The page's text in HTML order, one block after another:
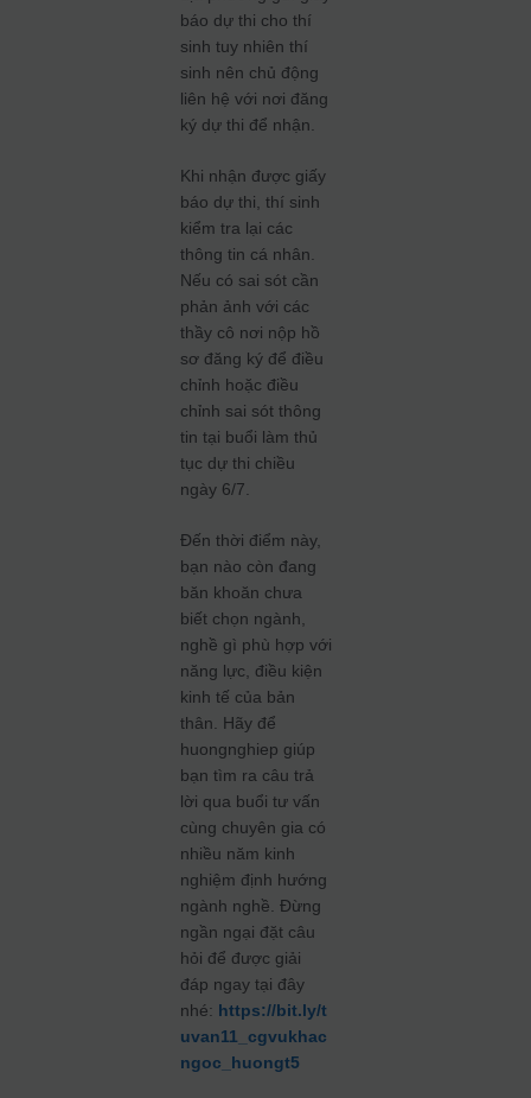
báo dự thi cho thí
sinh tuy nhiên thí
sinh nên chủ động
liên hệ với nơi đăng
ký dự thi để nhận.
Khi nhận được giấy
báo dự thi, thí sinh
kiểm tra lại các
thông tin cá nhân.
Nếu có sai sót cần
phản ảnh với các
thầy cô nơi nộp hồ
sơ đăng ký để điều
chỉnh hoặc điều
chỉnh sai sót thông
tin tại buổi làm thủ
tục dự thi chiều
ngày 6/7.
Đến thời điểm này,
bạn nào còn đang
băn khoăn chưa
biết chọn ngành,
nghề gì phù hợp với
năng lực, điều kiện
kinh tế của bản
thân. Hãy để
huongnghiep giúp
bạn tìm ra câu trả
lời qua buổi tư vấn
cùng chuyên gia có
nhiều năm kinh
nghiệm định hướng
ngành nghề. Đừng
ngần ngại đặt câu
hỏi để được giải
đáp ngay tại đây
nhé: https://bit.ly/t
uvan11_cgvukhac
ngoc_huongt5